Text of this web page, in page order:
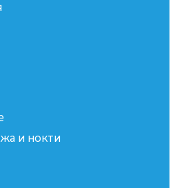
и нокти